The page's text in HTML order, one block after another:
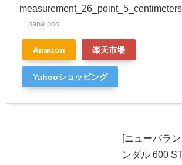
pana poo
Amazon 楽天市場
Yahooショッピング
[ニューバラ
ンダル 600